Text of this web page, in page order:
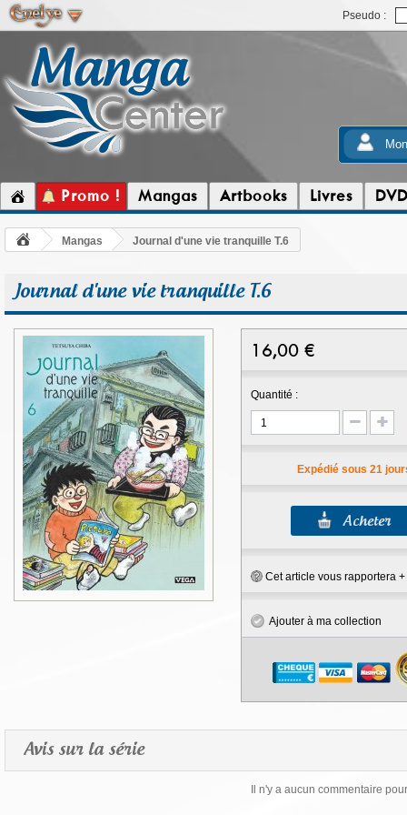
Pseudo :
Promo ! Mangas Artbooks Livres DVD
Mangas Journal d'une vie tranquille T.6
Journal d'une vie tranquille T.6
16,00 €
Quantité :
Expédié sous 21
Cet article vous rapportera +
Ajouter à ma collection
Avis sur la série
Il n'y a aucun commentaire